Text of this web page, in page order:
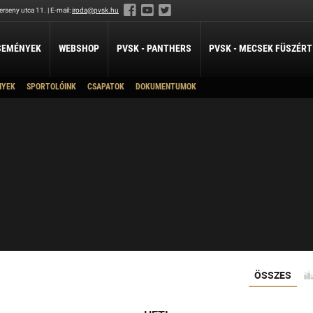
utca 11. | E-mail:iroda@pvsk.hu
LABDARÚGÁS
LÖVÉSZET
WEBSHOP PVSK - PANTHERS PVSK - MECSEK FÜSZÉRT
SPORTOLÓINK CSAPATOK DOKUMENTUMOK
ÖSSZES